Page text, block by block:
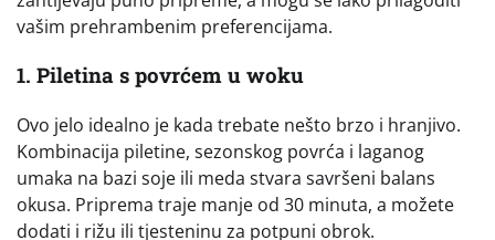
vašim prehrambenim preferencijama.
1. Piletina s povrćem u woku
Ovo jelo idealno je kada trebate nešto brzo i hranjivo.
Kombinacija piletine, sezonskog povrća i laganog
umaka na bazi soje ili meda stvara savršeni balans
okusa. Priprema traje manje od 30 minuta, a možete
dodati i rižu ili tjesteninu za potpuni obrok.